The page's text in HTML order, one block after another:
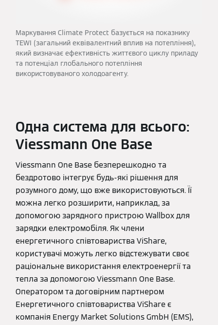
Маркування Climate Protect базується на показнику
TEWI (загальний еквівалентний вплив на потепління),
який визначає ефективність життєвого циклу приладу
та потенціал глобального потепління
використовуваного холодоагенту.
Одна система для всього:
Viessmann One Base
Viessmann One Base безперешкодно та
бездротово інтегрує будь-які рішення для
розумного дому, що вже використовуються. Її
можна легко розширити, наприклад, за
допомогою зарядного пристрою Wallbox для
зарядки електромобіля. Як члени
енергетичного співтовариства ViShare,
користувачі можуть легко відстежувати своє
раціональне використання електроенергії та
тепла за допомогою Viessmann One Base.
Оператором та договірним партнером
Енергетичного співтовариства ViShare є
компанія Energy Market Solutions GmbH (EMS),